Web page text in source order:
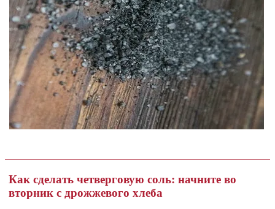
Как сделать четверговую соль: начните во
вторник с дрожжевого хлеба